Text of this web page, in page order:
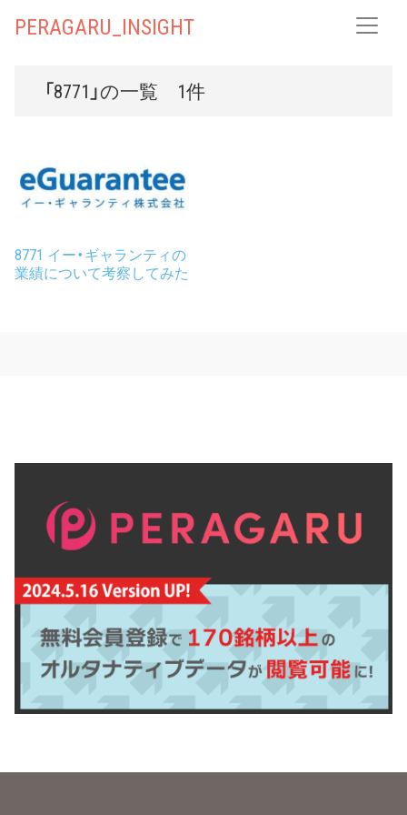
PERAGARU_INSIGHT
「8771」の一覧 1件
8771 イー・ギャランティの
業績について考察してみた